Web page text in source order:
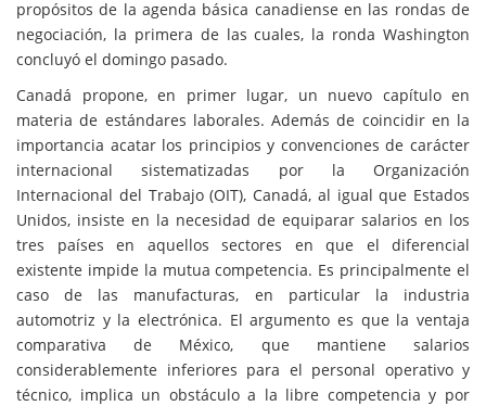
propósitos de la agenda básica canadiense en las rondas de
negociación, la primera de las cuales, la ronda Washington
concluyó el domingo pasado.
Canadá propone, en primer lugar, un nuevo capítulo en
materia de estándares laborales. Además de coincidir en la
importancia acatar los principios y convenciones de carácter
internacional sistematizadas por la Organización
Internacional del Trabajo (OIT), Canadá, al igual que Estados
Unidos, insiste en la necesidad de equiparar salarios en los
tres países en aquellos sectores en que el diferencial
existente impide la mutua competencia. Es principalmente el
caso de las manufacturas, en particular la industria
automotriz y la electrónica. El argumento es que la ventaja
comparativa de México, que mantiene salarios
considerablemente inferiores para el personal operativo y
técnico, implica un obstáculo a la libre competencia y por